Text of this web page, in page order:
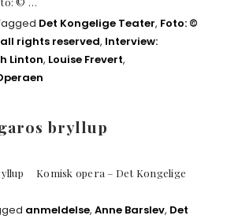
Det Kongelige Teater, Foto: ©
rights reserved, Interview:
Linton, Louise Frevert,
bryllup
Komisk opera – Det Kongelige
anmeldelse, Anne Barslev, Det